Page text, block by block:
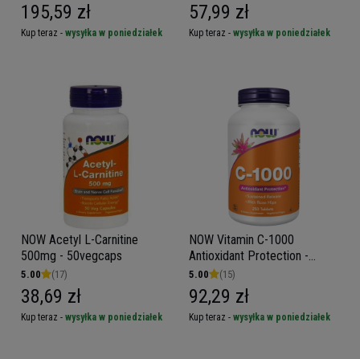
195,59 zł
Kup teraz - wysyłka w poniedziałek
57,99 zł
Kup teraz - wysyłka w poniedziałek
NOW Acetyl L-Carnitine
500mg - 50vegcaps
5.00 (17)
38,69 zł
Kup teraz - wysyłka w poniedziałek
NOW Vitamin C-1000
Antioxidant Protection -
250tabs
5.00 (15)
92,29 zł
Kup teraz - wysyłka w poniedziałek